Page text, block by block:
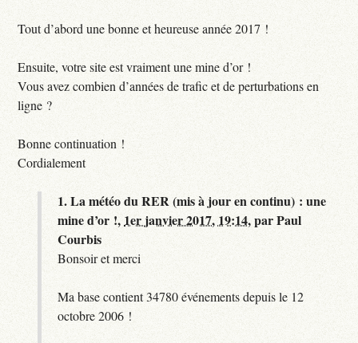
Tout d’abord une bonne et heureuse année 2017 !
Ensuite, votre site est vraiment une mine d’or !
Vous avez combien d’années de trafic et de perturbations en
ligne ?
Bonne continuation !
Cordialement
1.La météo du RER (mis à jour en continu) : une
mine d’or !, 1er janvier 2017, 19:14,parPaul
Courbis
Bonsoir et merci
Ma base contient 34780 événements depuis le 12
octobre 2006 !